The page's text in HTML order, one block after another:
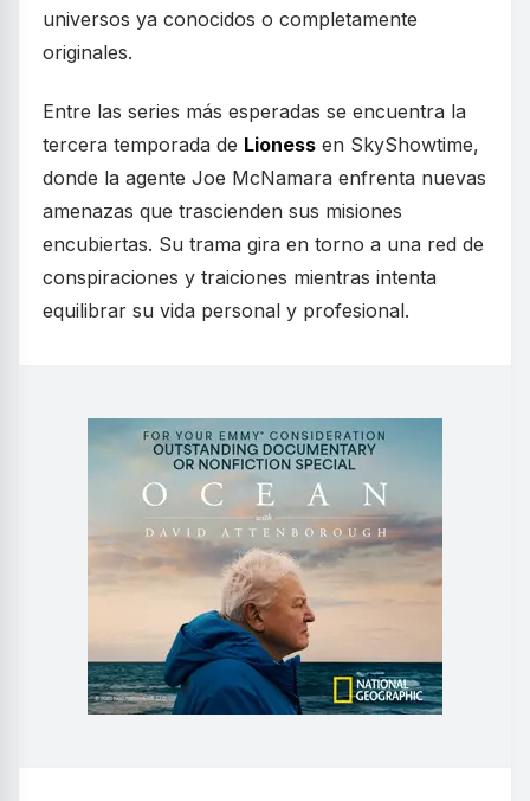
universos ya conocidos o completamente
originales.
Entre las series más esperadas se encuentra la
tercera temporada de Lioness en SkyShowtime,
donde la agente Joe McNamara enfrenta nuevas
amenazas que trascienden sus misiones
encubiertas. Su trama gira en torno a una red de
conspiraciones y traiciones mientras intenta
equilibrar su vida personal y profesional.